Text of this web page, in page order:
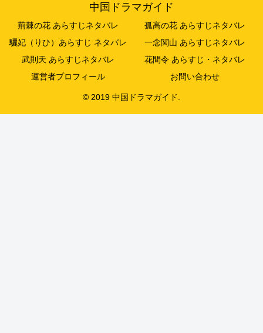
中国ドラマガイド
荊棘の花 あらすじネタバレ
孤高の花 あらすじネタバレ
驪妃（りひ）あらすじ ネタバレ
一念関山 あらすじネタバレ
武則天 あらすじネタバレ
花間令 あらすじ・ネタバレ
運営者プロフィール
お問い合わせ
© 2019 中国ドラマガイド.